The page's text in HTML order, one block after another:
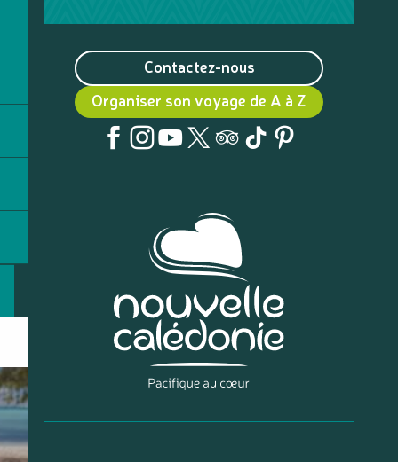
Contactez-nous
Organiser son voyage de A à Z